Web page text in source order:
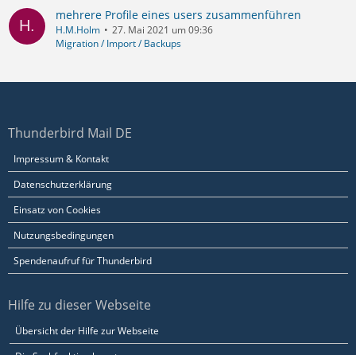
mehrere Profile eines users zusammenführen
H.M.Holm
27. Mai 2021 um 09:36
Migration / Import / Backups
Thunderbird Mail DE
Impressum & Kontakt
Datenschutzerklärung
Einsatz von Cookies
Nutzungsbedingungen
Spendenaufruf für Thunderbird
Hilfe zu dieser Webseite
Übersicht der Hilfe zur Webseite